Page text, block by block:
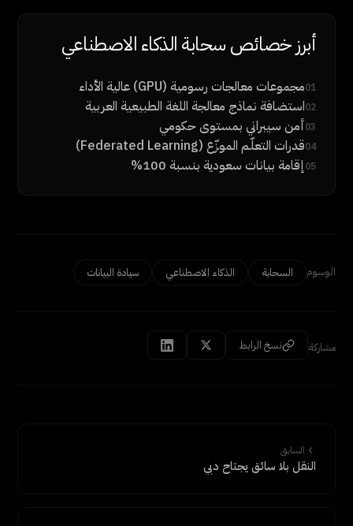
أبرز خصائص سحابة الذكاء الاصطناعي
01مجموعات معالجات رسومية (GPU) عالية الأداء
02استضافة نماذج معالجة اللغة الطبيعية العربية
03أمن سيبراني بمستوى حكومي
04قدرات التعلّم الموزّع (Federated Learning)
05إقامة بيانات سعودية بنسبة 100%
الوسوم السحابة الذكاء الاصطناعي سيادة البيانات
مشاركة نسخ الرابط
السابق
النقل بلا سائق يجتاح دبي